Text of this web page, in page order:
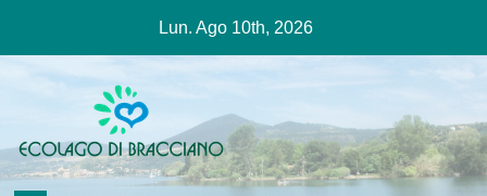
contenuto
Lun. Ago 10th, 2026